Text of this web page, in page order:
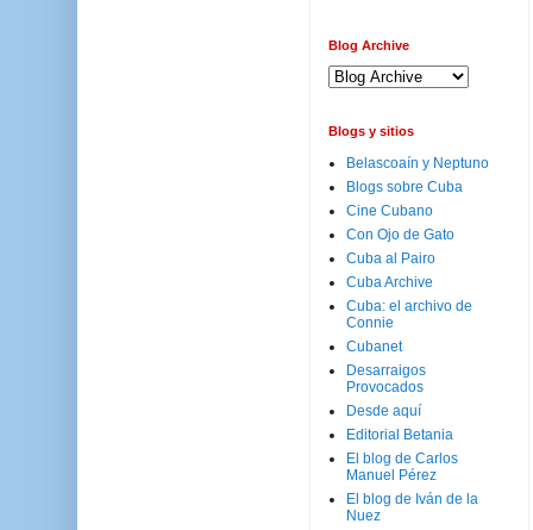
Blog Archive
Blogs y sitios
Belascoaín y Neptuno
Blogs sobre Cuba
Cine Cubano
Con Ojo de Gato
Cuba al Pairo
Cuba Archive
Cuba: el archivo de
Connie
Cubanet
Desarraigos
Provocados
Desde aquí
Editorial Betania
El blog de Carlos
Manuel Pérez
El blog de Iván de la
Nuez